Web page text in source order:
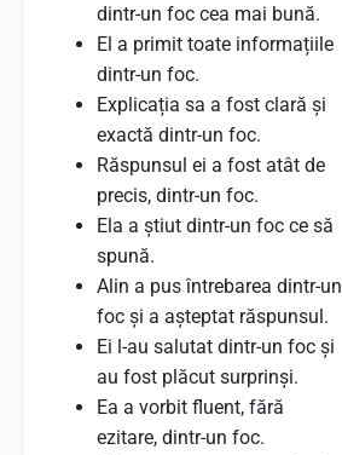
dintr-un foc cea mai bună.
El a primit toate informațiile
dintr-un foc.
Explicația sa a fost clară și
exactă dintr-un foc.
Răspunsul ei a fost atât de
precis, dintr-un foc.
Ela a știut dintr-un foc ce să
spună.
Alin a pus întrebarea dintr-un
foc și a așteptat răspunsul.
Ei l-au salutat dintr-un foc și
au fost plăcut surprinși.
Ea a vorbit fluent, fără
ezitare, dintr-un foc.